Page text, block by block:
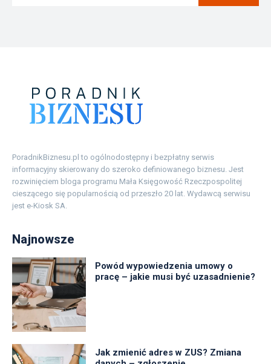
PoradnikBiznesu.pl to ogólnodostępny i bezpłatny serwis
informacyjny skierowany do szeroko definiowanego biznesu. Jest
rozwinięciem bloga programu Mała Księgowość Rzeczpospolitej
cieszącego się popularnością od przeszło 20 lat. Wydawcą serwisu
jest e-Kiosk SA.
Najnowsze
Powód wypowiedzenia umowy o
pracę – jakie musi być uzasadnienie?
Jak zmienić adres w ZUS? Zmiana